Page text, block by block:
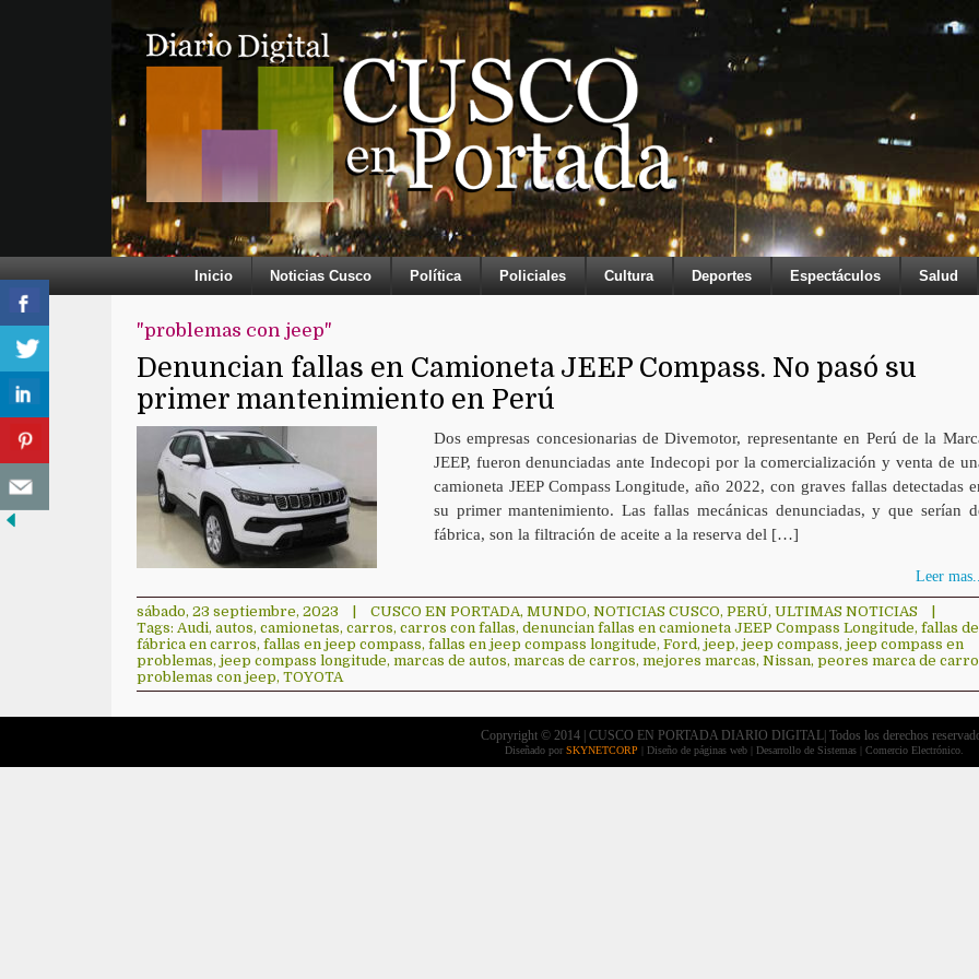
Inicio Noticias Cusco Política Policiales Cultura Deportes Espectáculos Salud
"problemas con jeep"
Denuncian fallas en Camioneta JEEP Compass. No pasó su
primer mantenimiento en Perú
Dos empresas concesionarias de Divemotor, representante en Perú de la
JEEP, fueron denunciadas ante Indecopi por la comercialización y venta de
camioneta JEEP Compass Longitude, año 2022, con graves fallas detectadas
su primer mantenimiento. Las fallas mecánicas denunciadas, y que serían
fábrica, son la filtración de aceite a la reserva del […]
Leer mas...
sábado, 23 septiembre, 2023 CUSCO EN PORTADA, MUNDO, NOTICIAS CUSCO, PERÚ, ULTIMAS NOTICIAS
Tags: Audi, autos, camionetas, carros, carros con fallas, denuncian fallas en camioneta JEEP Compass Longitude, fallas de
fábrica en carros, fallas en jeep compass, fallas en jeep compass longitude, Ford, jeep, jeep compass, jeep compass en
problemas, jeep compass longitude, marcas de autos, marcas de carros, mejores marcas, Nissan, peores marca de carro
problemas con jeep, TOYOTA
Copryright © 2014 | CUSCO EN PORTADA DIARIO DIGITAL| Todos los derechos
Diseñado por SKYNETCORP | Diseño de páginas web | Desarrollo de Sistemas | Comercio Electrónico.